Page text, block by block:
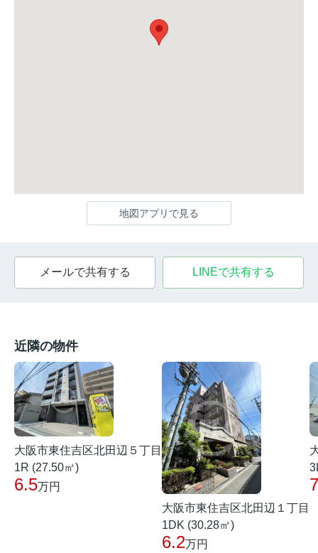
地図アプリで見る
メールで共有する LINEで共有する
近隣の物件
大阪市東住吉区北田辺５丁目
1R (27.50㎡)
6.5万円
大阪市東住吉区北田辺１丁目
1DK (30.28㎡)
6.2万円